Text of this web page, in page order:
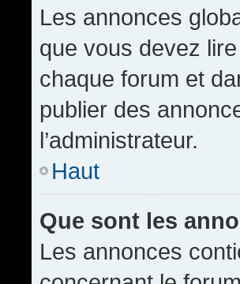
Les annonces
que vous devez
chaque forum et
publier des
l’administrateur.
Haut
Que sont les
Les annonces